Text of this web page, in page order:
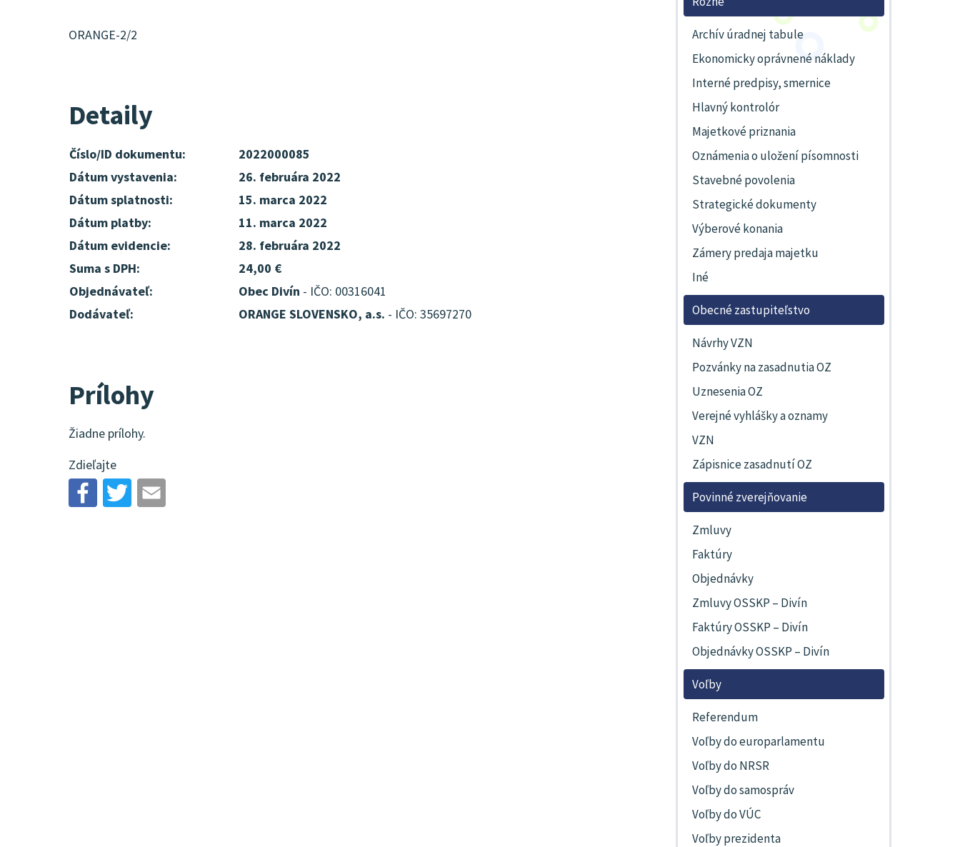
ORANGE-2/2
Detaily
Číslo/ID dokumentu:
2022000085
Dátum vystavenia:
26. februára 2022
Dátum splatnosti:
15. marca 2022
Dátum platby:
11. marca 2022
Dátum evidencie:
28. februára 2022
Suma s DPH:
24,00 €
Objednávateľ:
Obec Divín - IČO: 00316041
Dodávateľ:
ORANGE SLOVENSKO, a.s. - IČO: 35697270
Prílohy
Žiadne prílohy.
Zdieľajte
Archív úradnej tabule
Ekonomicky oprávnené náklady
Interné predpisy, smernice
Hlavný kontrolór
Majetkové priznania
Oznámenia o uložení písomnosti
Stavebné povolenia
Strategické dokumenty
Výberové konania
Zámery predaja majetku
Iné
Obecné zastupiteľstvo
Návrhy VZN
Pozvánky na zasadnutia OZ
Uznesenia OZ
Verejné vyhlášky a oznamy
VZN
Zápisnice zasadnutí OZ
Povinné zverejňovanie
Zmluvy
Faktúry
Objednávky
Zmluvy OSSKP – Divín
Faktúry OSSKP – Divín
Objednávky OSSKP – Divín
Voľby
Referendum
Voľby do europarlamentu
Voľby do NRSR
Voľby do samospráv
Voľby do VÚC
Voľby prezidenta